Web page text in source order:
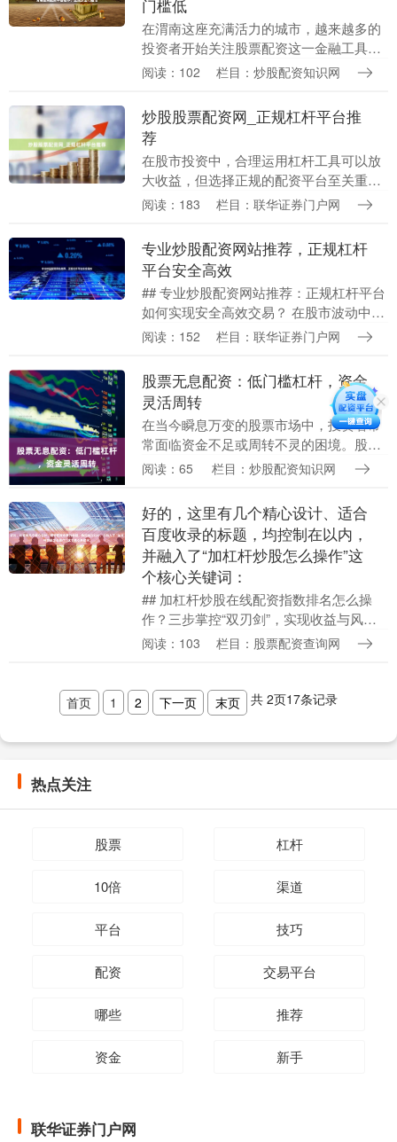
门槛低
在渭南这座充满活力的城市，越来越多的
投资者开始关注股票配资这一金融工具。
配资能够放大资金杠杆，让投资者在行情
众多的配资平台，....
阅读：102 栏目：炒股配资知识网
炒股股票配资网_正规杠杆平台推
荐
在股市投资中，合理运用杠杆工具可以放
大收益，但选择正规的配资平台至关重
要。本文将为您详细介绍炒股股票配资网
得信赖的正规杠杆平....
阅读：183 栏目：联华证券门户网
专业炒股配资网站推荐，正规杠杆
平台安全高效
## 专业炒股配资网站推荐：正规杠杆平台
如何实现安全高效交易？ 在股市波动中寻
求超额收益，杠杆交易成为不少资深投资
配资平台，....
阅读：152 栏目：联华证券门户网
股票无息配资：低门槛杠杆，资金
灵活周转
在当今瞬息万变的股票市场中，投资者常
常面临资金不足或周转不灵的困境。股票
无息配资作为一种创新的金融工具在线配
收益、优化资金配....
阅读：65 栏目：炒股配资知识网
好的，这里有几个精心设计、适合
百度收录的标题，均控制在以内，
并融入了“加杠杆炒股怎么操作”这
个核心关键词：
## 加杠杆炒股在线配资指数排名怎么操
作？三步掌控“双刃剑”，实现收益与风控
的平衡 在股市的浪潮中，“加杠杆”如同一
阅读：103 栏目：股票配资查询网
首页 1 2 下一页 末页 共 2页17条记录
热点关注
股票 杠杆
10倍 渠道
平台 技巧
配资 交易平台
哪些 推荐
资金 新手
联华证券门户网